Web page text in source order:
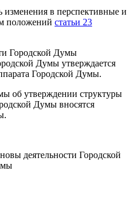
изменения в перспективные и
положений статьи 23
Городской Думы
Думы утверждается
Городской Думы.
об утверждении структуры
Думы вносятся
деятельности Городской